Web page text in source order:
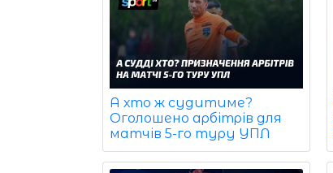
А хто ж судитиме?
Оголошено арбітрів для
матчів 5-го туру УПЛ